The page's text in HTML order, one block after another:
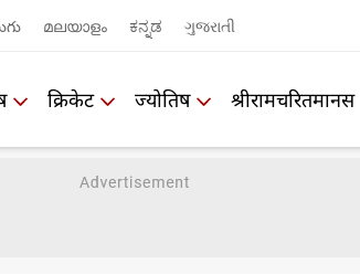
മലയാളം ಕನ್ನಡ ગુજરાતી
क्रिकेट ज्योतिष श्रीरामचरितमानस